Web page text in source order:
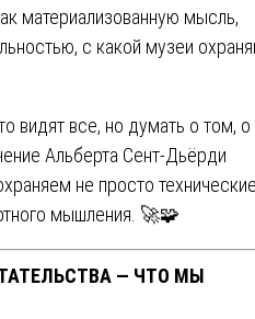
материализованную мысль,
с какой музеи
видят все, но думать о том,
Альберта Сент-Дьёрди
не просто
мышления. 🚀🧩
— ЧТО МЫ